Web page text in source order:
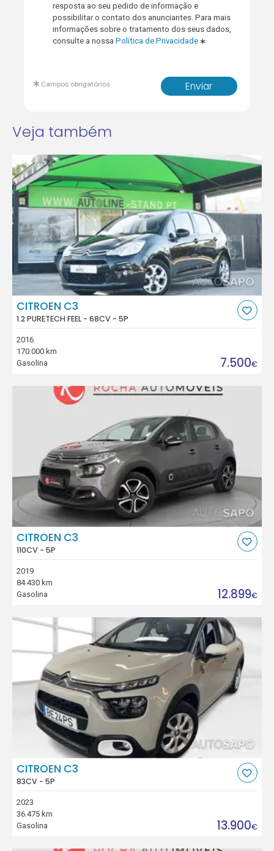
resposta ao seu pedido de informação e
possibilitar o contato dos anunciantes. Para mais
informações sobre o tratamento dos seus dados,
consulte a nossaPolítica de Privacidade
Enviar
Campos obrigatórios
Veja também
CITROEN C3
1.2 PURETECH FEEL - 68CV - 5P
2016
170.000 km
Gasolina
7.500€
CITROEN C3
110CV - 5P
2019
84.430 km
Gasolina
12.899€
CITROEN C3
83CV - 5P
2023
36.475 km
Gasolina
13.900€